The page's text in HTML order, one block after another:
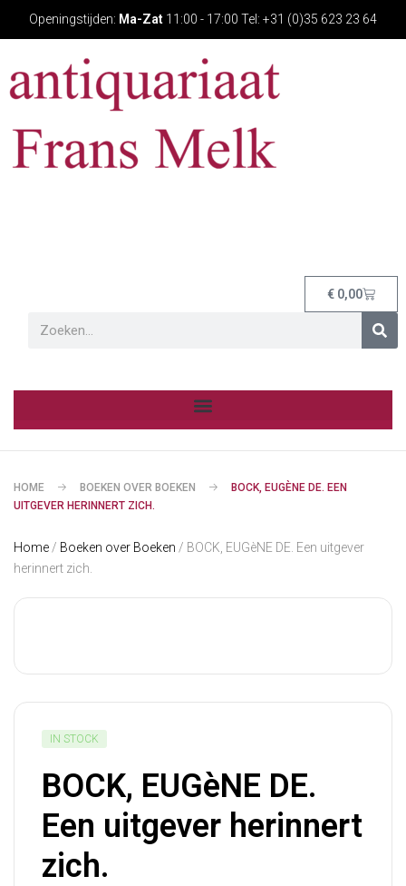
Openingstijden: Ma-Zat 11:00 - 17:00 Tel: +31 (0)35 623 23 64
€ 0,00
HOME BOEKEN OVER BOEKEN
BOCK, EUGÈNE DE. EEN
UITGEVER HERINNERT ZICH.
Home / Boeken over Boeken / BOCK, EUGèNE DE. Een uitgever
herinnert zich.
IN STOCK
BOCK, EUGèNE DE.
Een uitgever herinnert
zich.